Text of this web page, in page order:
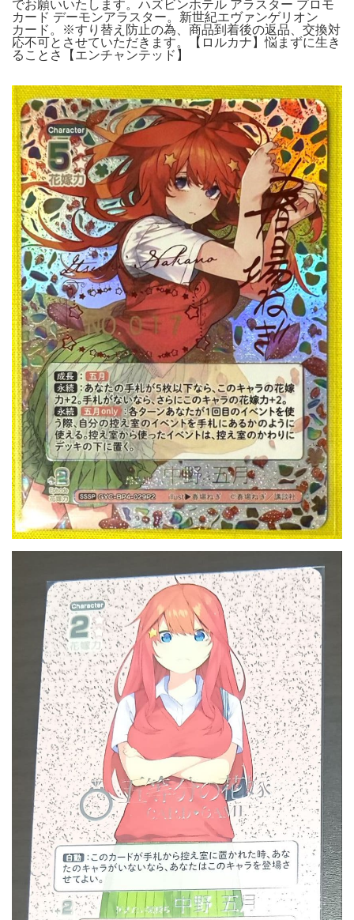
でお願いいたします。ハズビンホテル アラスター プロモ
カード デーモンアラスター。新世紀エヴァンゲリオン
カード。※すり替え防止の為、商品到着後の返品、交換対
応不可とさせていただきます。【ロルカナ】悩まずに生き
ることさ【エンチャンテッド】